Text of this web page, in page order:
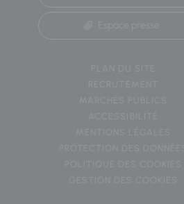
Espace presse
PLAN DU SITE
RECRUTEMENT
MARCHÉS PUBLICS
ACCESSIBILITÉ
MENTIONS LÉGALES